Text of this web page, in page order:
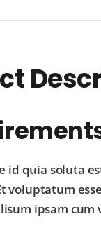
id quia soluta
voluptatum
ipsam